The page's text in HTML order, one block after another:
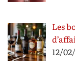
Les
12/